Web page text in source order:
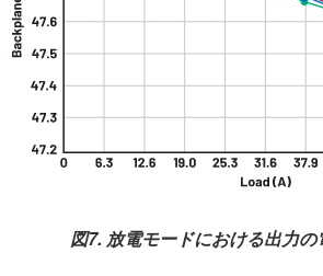
図7. 放電モードにおける出力